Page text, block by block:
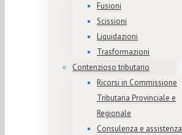
Fusioni
Scissioni
Liquidazioni
Trasformazioni
Contenzioso tributario
Ricorsi in Commissione
Tributaria Provinciale e
Regionale
Consulenza e assistenza